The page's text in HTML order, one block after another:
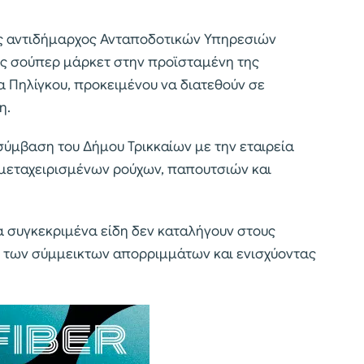
αντιδήμαρχος Ανταποδοτικών Υπηρεσιών
σούπερ μάρκετ στην προϊσταμένη της
προκειμένου να διατεθούν σε
του Δήμου Τρικκαίων με την εταιρεία
μεταχειρισμένων ρούχων, παπουτσιών και
είδη δεν καταλήγουν στους
σύμμεικτων απορριμμάτων και ενισχύοντας